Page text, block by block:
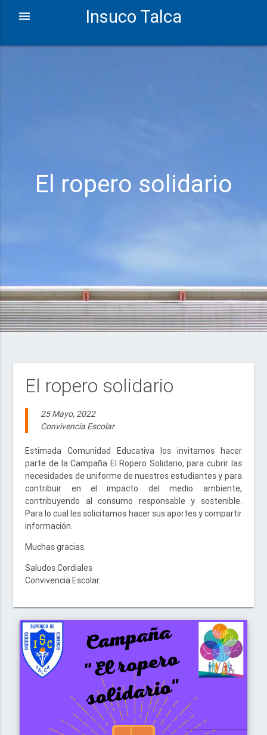
Insuco Talca
El ropero solidario
El ropero solidario
25 Mayo, 2022
Convivencia Escolar
Estimada Comunidad Educativa los invitamos hacer
parte de la Campaña El Ropero Solidario, para cubrir las
necesidades de uniforme de nuestros estudiantes y para
contribuir en el impacto del medio ambiente,
contribuyendo al consumo responsable y sostenible.
Para lo cual les solicitamos hacer sus aportes y compartir
información.
Muchas gracias.
Saludos Cordiales
Convivencia Escolar.